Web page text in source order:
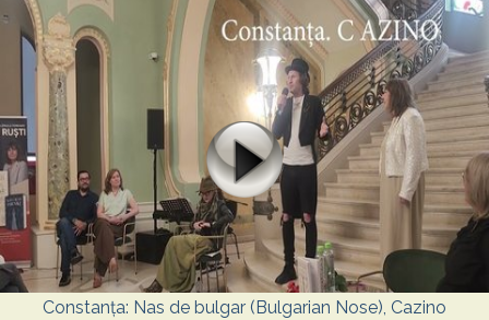
Constanța: Nas de bulgar (Bulgarian Nose), Cazino